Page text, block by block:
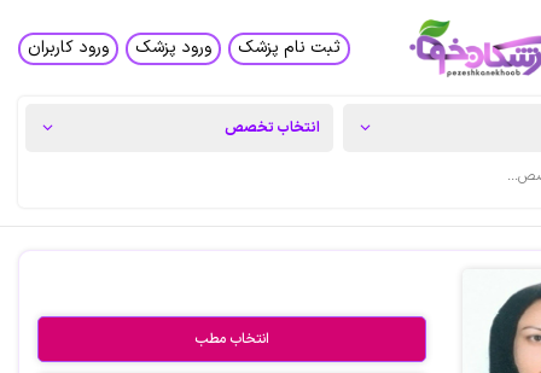
ثبت نام پزشک ورود پزشک ورود کاربران
انتخاب مطب